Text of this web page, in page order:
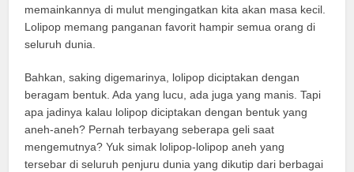
memainkannya di mulut mengingatkan kita akan masa kecil.
Lolipop memang panganan favorit hampir semua orang di
seluruh dunia.
Bahkan, saking digemarinya, lolipop diciptakan dengan
beragam bentuk. Ada yang lucu, ada juga yang manis. Tapi
apa jadinya kalau lolipop diciptakan dengan bentuk yang
aneh-aneh? Pernah terbayang seberapa geli saat
mengemutnya? Yuk simak lolipop-lolipop aneh yang
tersebar di seluruh penjuru dunia yang dikutip dari berbagai